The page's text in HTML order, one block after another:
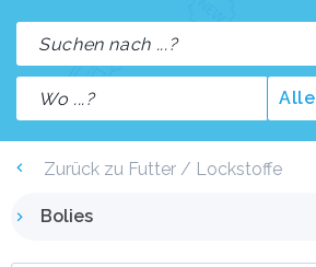
Alle
Zurück zu Futter / Lockstoffe
Bolies